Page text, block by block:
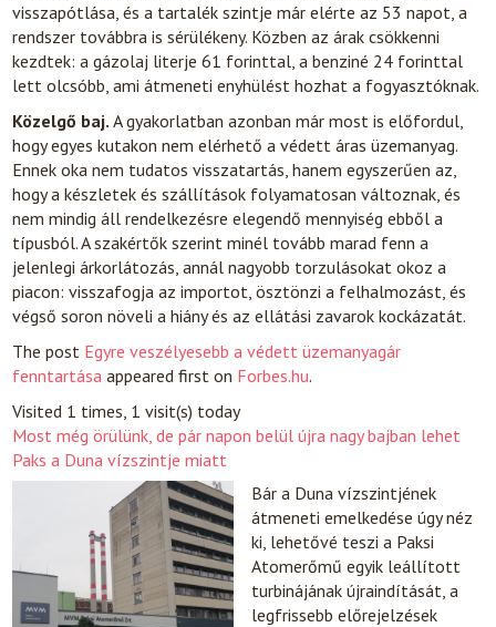
visszapótlása, és a tartalék szintje már elérte az 53 napot, a
rendszer továbbra is sérülékeny. Közben az árak csökkenni
kezdtek: a gázolaj literje 61 forinttal, a benziné 24 forinttal
lett olcsóbb, ami átmeneti enyhülést hozhat a fogyasztóknak.
Közelgő baj.A gyakorlatban azonban már most is előfordul,
hogy egyes kutakon nem elérhető a védett áras üzemanyag.
Ennek oka nem tudatos visszatartás, hanem egyszerűen az,
hogy a készletek és szállítások folyamatosan változnak, és
nem mindig áll rendelkezésre elegendő mennyiség ebből a
típusból. A szakértők szerint minél tovább marad fenn a
jelenlegi árkorlátozás, annál nagyobb torzulásokat okoz a
piacon: visszafogja az importot, ösztönzi a felhalmozást, és
végső soron növeli a hiány és az ellátási zavarok kockázatát.
The post Egyre veszélyesebb a védett üzemanyagár
fenntartása appeared first on Forbes.hu.
Visited 1 times, 1 visit(s) today
Most még örülünk, de pár napon belül újra nagy bajban lehet
Paks a Duna vízszintje miatt
Bár a Duna vízszintjének
átmeneti emelkedése úgy néz
ki, lehetővé teszi a Paksi
Atomerőmű egyik leállított
turbinájának újraindítását, a
legfrissebb előrejelzések